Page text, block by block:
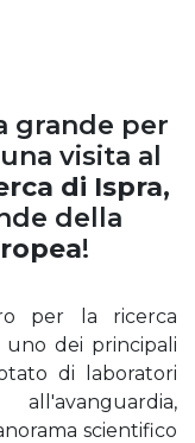
grande per
visita al
di Ispra,
della
!
per la ricerca
uno dei principali
di laboratori
scientifico